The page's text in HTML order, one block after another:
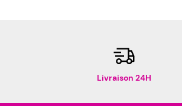
Livraison 24H